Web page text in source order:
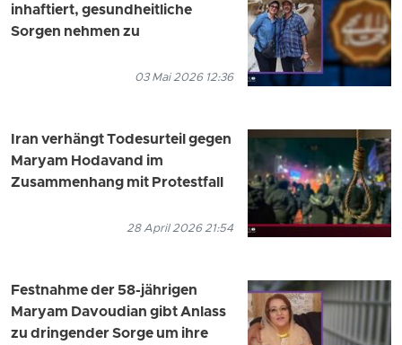
inhaftiert, gesundheitliche
Sorgen nehmen zu
03 Mai 2026 12:36
Iran verhängt Todesurteil gegen
Maryam Hodavand im
Zusammenhang mit Protestfall
28 April 2026 21:54
Festnahme der 58-jährigen
Maryam Davoudian gibt Anlass
zu dringender Sorge um ihre